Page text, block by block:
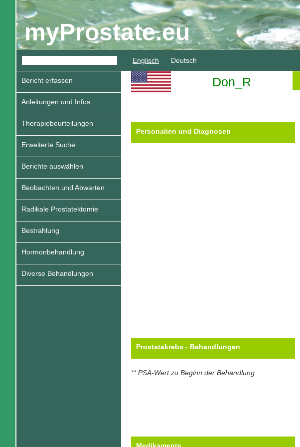
myProstate.eu
Englisch Deutsch
Bericht erfassen
Anleitungen und Infos
Therapiebeurteilungen
Erweiterte Suche
Berichte auswählen
Beobachten und Abwarten
Radikale Prostatektomie
Bestrahlung
Hormonbehandlung
Diverse Behandlungen
Don_R
Personalien und Diagnosen
Prostatakrebs - Behandlungen
** PSA-Wert zu Beginn der Behandlung